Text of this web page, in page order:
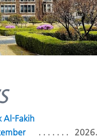
Al-Fakih
. . . . . . .